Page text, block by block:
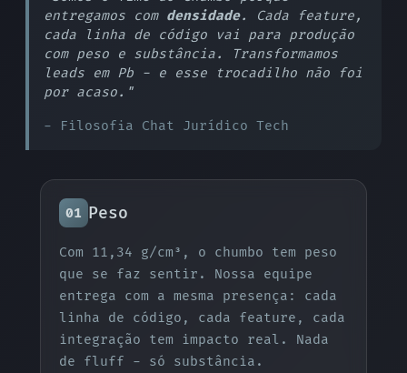
entregamos com densidade. Cada feature,
cada linha de código vai para produção
com peso e substância. Transformamos
leads em Pb - e esse trocadilho não foi
por acaso."
- Filosofia Chat Jurídico Tech
01 Peso
Com 11,34 g/cm³, o chumbo tem peso
que se faz sentir. Nossa equipe
entrega com a mesma presença: cada
linha de código, cada feature, cada
integração tem impacto real. Nada
de fluff - só substância.